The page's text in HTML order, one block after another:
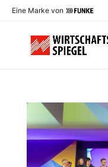
Eine Marke von